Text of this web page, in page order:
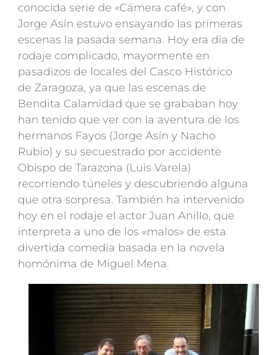
conocida serie de «Cámera café», y con
Jorge Asín estuvo ensayando las primeras
escenas la pasada semana. Hoy era día de
rodaje complicado, mayormente en
pasadizos de locales del Casco Histórico
de Zaragoza, ya que las escenas de
Bendita Calamidad que se grababan hoy
han tenido que ver con la aventura de los
hermanos Fayos (Jorge Asín y Nacho
Rubio) y su secuestrado por accidente
Obispo de Tarazona (Luis Varela)
recorriendo túneles y descubriendo alguna
que otra sorpresa. También ha intervenido
hoy en el rodaje el actor Juan Anillo, que
interpreta a uno de los «malos» de esta
divertida comedia basada en la novela
homónima de Miguel Mena.